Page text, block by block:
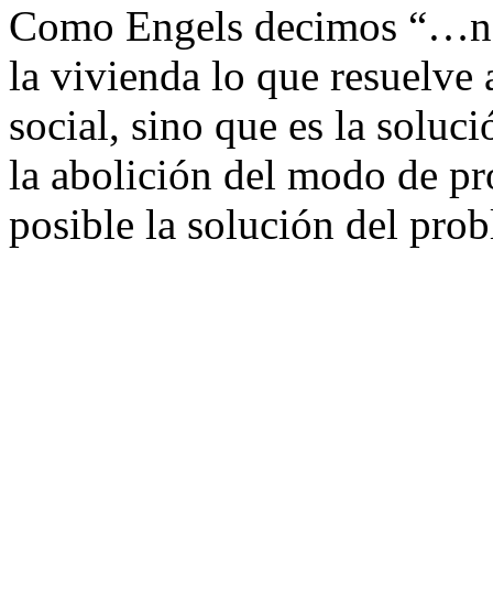
Como Engels decimos
la vivienda lo que
social, sino que es la
la abolición del modo de
posible la solución del